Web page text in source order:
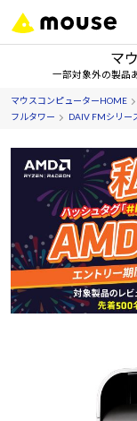
マ
一部対象外の製品
マウスコンピューターHOME
フルタワー
DAIV FMシリー